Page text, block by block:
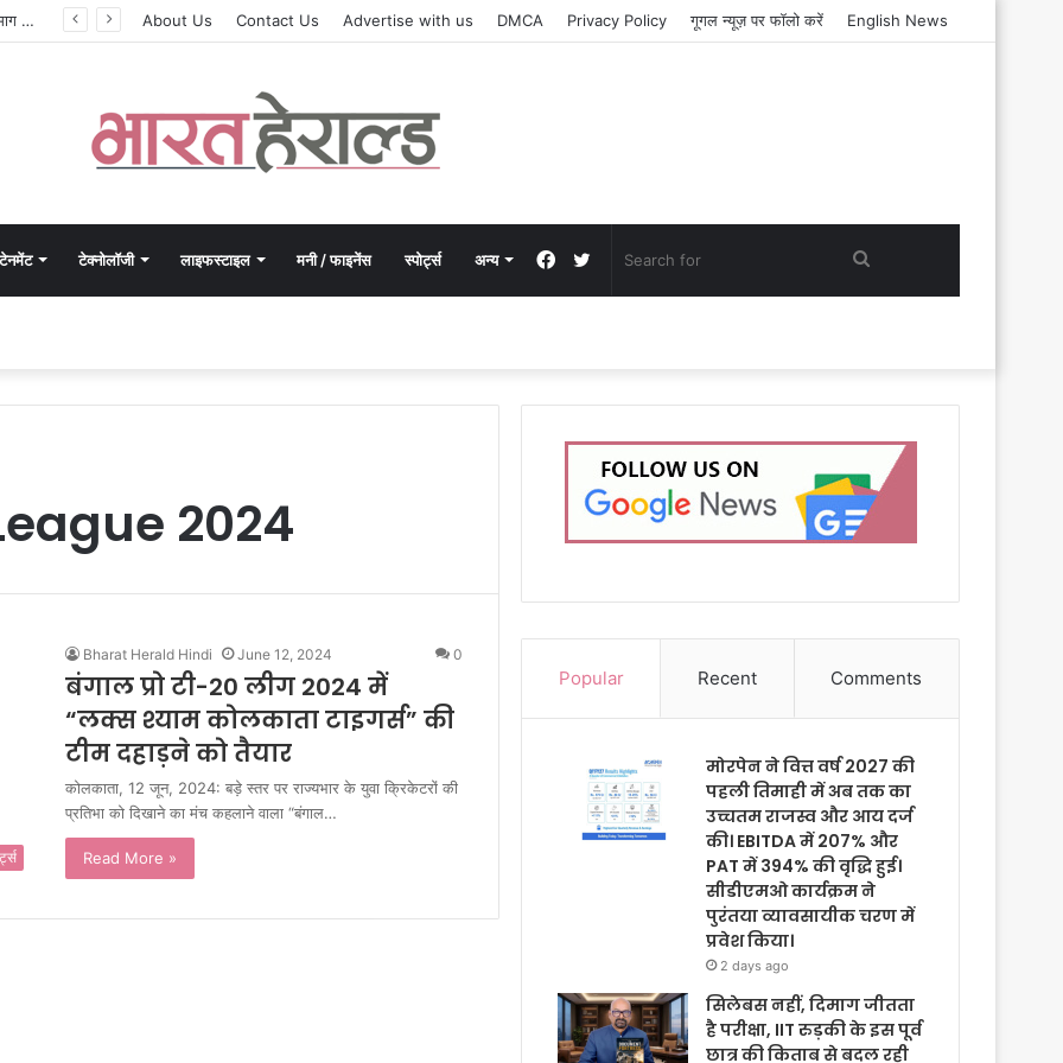
सिलेबस नहीं, दिमाग जीतता है परीक्षा, IIT रुड़की के इस पूर्व छात्र की किताब से बदल रही लाखों अभ्यर्थियों की सोच About Us Contact Us Advertise with us DMCA Privacy Policy गूगल न्यूज़ पर फॉलो करें English News
टेक्नोलॉजी लाइफस्टाइल मनी / फाइनेंस स्पोर्ट्स अन्य Twitter
Facebook
2024
Bharat Herald Hindi June 12, 2024 0
बंगाल प्रो टी-20 लीग 2024 में
“लक्स श्याम कोलकाता टाइगर्स” की
टीम दहाड़ने को तैयार
कोलकाता, 12 जून, 2024: बड़े स्तर पर राज्यभार के युवा क्रिकेटरों की
प्रतिभा को दिखाने का मंच कहलाने वाला “बंगाल…
Read More »
Popular Recent Comments
मोरपेन ने वित्त वर्ष 2027 की
पहली तिमाही में अब तक का
उच्चतम राजस्व और आय दर्ज
की। EBITDA में 207% और
PAT में 394% की वृद्धि हुई।
सीडीएमओ कार्यक्रम ने
पुरंतया व्यावसायीक चरण में
प्रवेश किया।
2 days ago
सिलेबस नहीं, दिमाग जीतता
है परीक्षा, IIT रुड़की के इस पूर्व
छात्र की किताब से बदल रही